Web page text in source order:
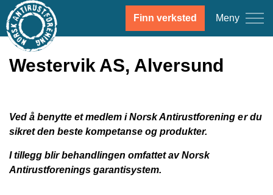
Finn verksted Meny
Westervik AS, Alversund
Ved å benytte et medlem i Norsk Antirustforening er du
sikret den beste kompetanse og produkter.
I tillegg blir behandlingen omfattet av Norsk
Antirustforenings garantisystem.